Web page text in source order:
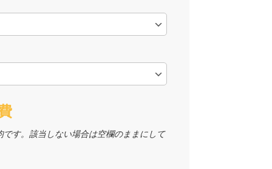
す。該当しない場合は空欄のままにして